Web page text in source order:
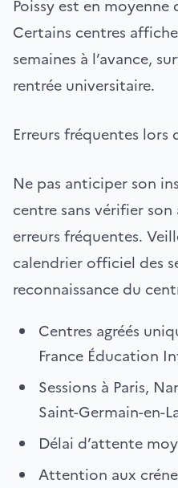
Poissy est en moyenne
Certains centres
semaines à l’avance,
rentrée universitaire.
Erreurs fréquentes lors
Ne pas anticiper son
centre sans vérifier
erreurs fréquentes.
calendrier officiel des
reconnaissance du
Centres agréés
France Éducation
Sessions à Paris,
Saint-Germain-en-
Délai d’attente
Attention aux